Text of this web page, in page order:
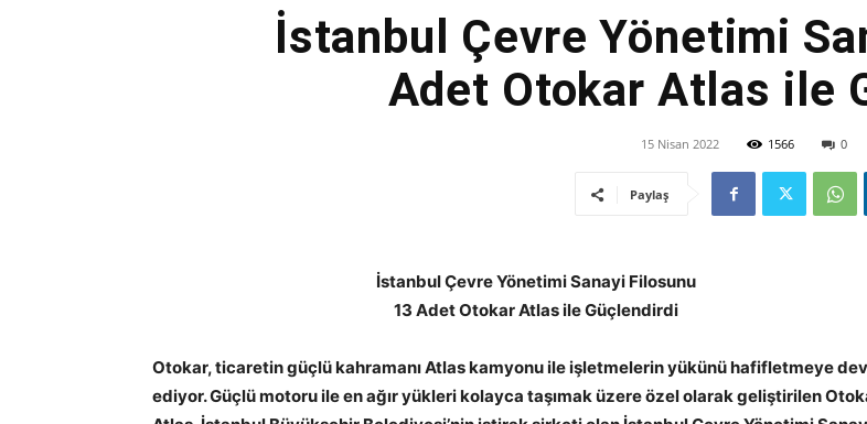
İstanbul Çevre Yönetimi
Adet Otokar Atlas ile
15 Nisan 2022 1566 0
Paylaş
İstanbul Çevre Yönetimi Sanayi Filosunu
13 Adet Otokar Atlas ile Güçlendirdi
Otokar, ticaretin güçlü kahramanı Atlas kamyonu ile işletmelerin yükünü hafifletmeye
ediyor. Güçlü motoru ile en ağır yükleri kolayca taşımak üzere özel olarak geliştirilen